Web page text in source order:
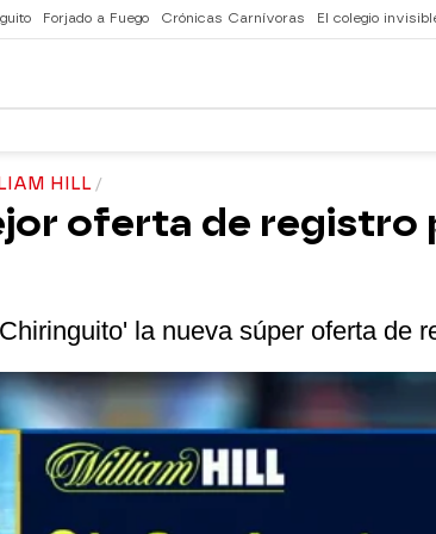
Forjado a Fuego Crónicas Carnívoras El colegio
HILL
oferta de registro
la nueva súper oferta de